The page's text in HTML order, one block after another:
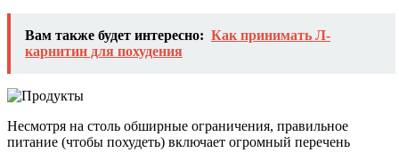
Вам также будет интересно: Как принимать Л-
карнитин для похудения
Несмотря на столь обширные ограничения, правильное
питание (чтобы похудеть) включает огромный перечень